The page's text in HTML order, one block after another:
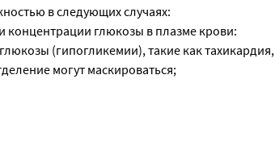
в следующих случаях:
концентрации глюкозы в плазме крови:
(гипогликемии), такие как тахикардия,
могут маскироваться;